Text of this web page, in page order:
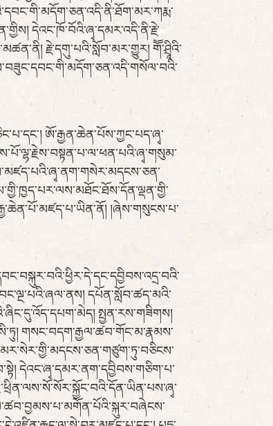
དེའང་ཁོ་བོའི་ཞྭ་དམར་འདི་ནི་རྗེ་
རྗེ་དགུ་པའི་སློབ་མར་གྱུར། གཽ་ཤྲཱིའི་
ཨོ་རྒྱན་ཆེན་པོས་ཀྱང་པད་ཞྭ་
།ཞེས་གསུངས་པ་
དཔོན་སློབ་ཚད་མའི་
སྤྱན་རས་གཟིགས།
གསང་བདག་རྒྱལ་ཚབ་གོང་མ་རྣམས་
དེའང་ཞྭ་དམར་ནག་དབྱིབས་གཅིག་པ་